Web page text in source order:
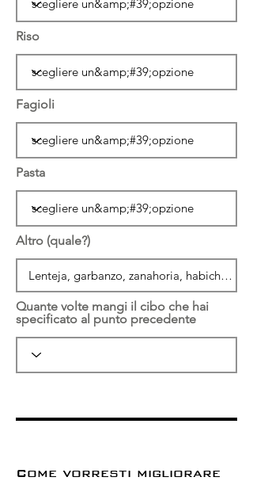
Riso
Fagioli
Pasta
Altro (quale?)
Quante volte mangi il cibo che hai
specificato al punto precedente
Come vorresti migliorare